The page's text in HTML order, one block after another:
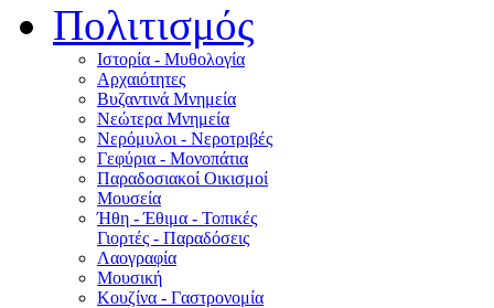
Πολιτισμός
Ιστορία - Μυθολογία
Αρχαιότητες
Βυζαντινά Μνημεία
Νεώτερα Μνημεία
Νερόμυλοι - Nεροτριβές
Γεφύρια - Μονοπάτια
Παραδοσιακοί Οικισμοί
Μουσεία
Ήθη - Έθιμα - Τοπικές
Γιορτές - Παραδόσεις
Λαογραφία
Μουσική
Κουζίνα - Γαστρονομία